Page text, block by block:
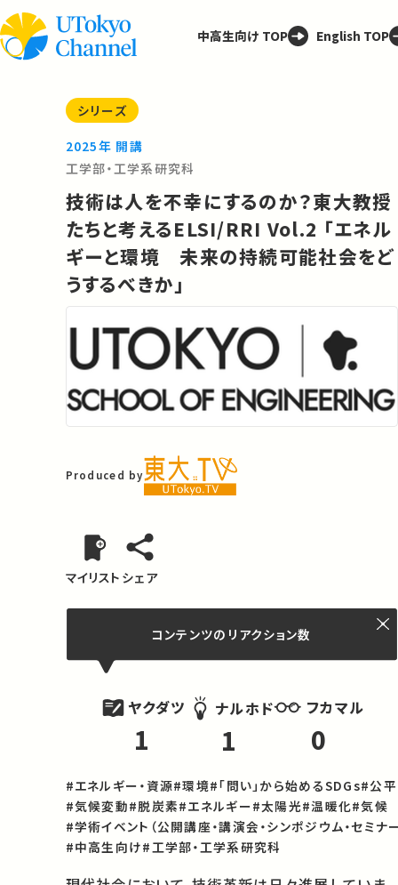
中高生向け TOP English TOP
シリーズ
2025年 開講
工学部・工学系研究科
技術は人を不幸にするのか？東大教授
たちと考えるELSI/RRI Vol.2 「エネル
ギーと環境 未来の持続可能社会をど
うするべきか」
Produced by
マイリスト シェア
コンテンツの リアクション数
ヤクダツ
1
ナルホド
1
フカマル
0
#エネルギー・資源#環境#「問い」から始めるSDGs#公平
#気候変動#脱炭素#エネルギー#太陽光#温暖化#気候
#学術イベント（公開講座・講演会・シンポジウム・セミナ
#中高生向け#工学部・工学系研究科